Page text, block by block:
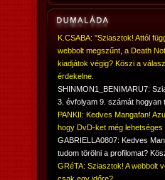
K.CSABA: "Sziasztok! Attól
webbolt megszűnt, a Death
kiadjátok végig? Köszi a
érdekelne.
SHINMON1_BENIMARU7:
3. évfolyam 9. számát hogyan
PANKII: Kedves Mangafan!
hogy DvD-ket még lehetséges
GABRIELLA0807: Kedves
tudom törölni a profilomat?
GRéTA: Sziasztok! A webbolt